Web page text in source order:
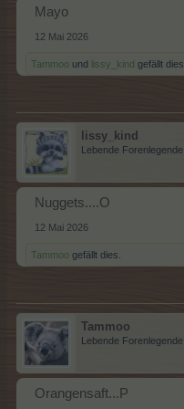
Mayo
12 Mai 2026
Tammoo und lissy_kind gefällt dies.
lissy_kind
Lebende Forenlegende
Nuggets....O
12 Mai 2026
Tammoo gefällt dies.
Tammoo
Lebende Forenlegende
Orangensaft...P